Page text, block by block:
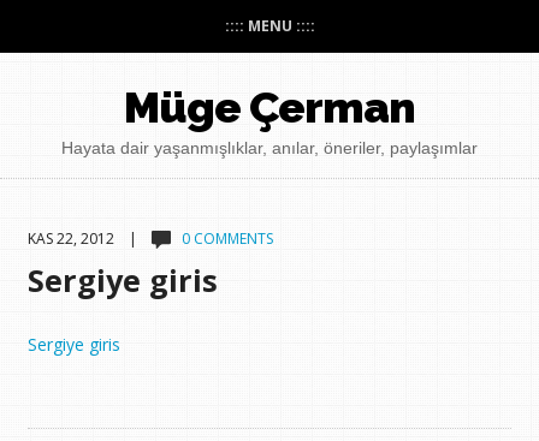
:::: MENU ::::
Müge Çerman
Hayata dair yaşanmışlıklar, anılar, öneriler, paylaşımlar
KAS 22, 2012 | 0 COMMENTS
Sergiye giris
Sergiye giris